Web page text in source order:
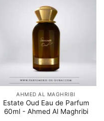
AHMED AL MAGHRIBI
Estate Oud Eau de Parfum
60ml - Ahmed Al Maghribi